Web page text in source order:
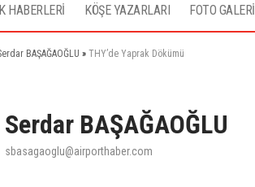
HABERLERİ KÖŞE YAZARLARI FOTO GALERİ
BAŞAĞAOĞLU » THY’de Yaprak Dökümü
Serdar BAŞAĞAOĞLU
sbasagaoglu@airporthaber.com